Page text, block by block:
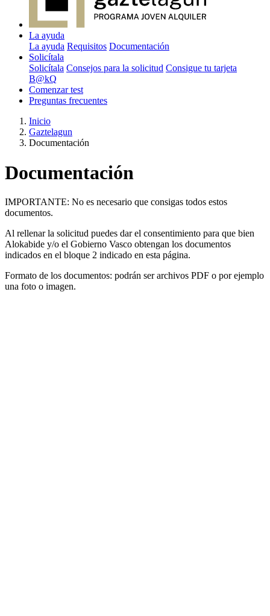
La ayuda
La ayuda Requisitos Documentación
Solicítala
Solicítala Consejos para la solicitud Consigue tu tarjeta
B@kQ
Comenzar test
Preguntas frecuentes
Inicio
Gaztelagun
Documentación
Documentación
IMPORTANTE: No es necesario que consigas todos estos
documentos.
Al rellenar la solicitud puedes dar el consentimiento para que bien
Alokabide y/o el Gobierno Vasco obtengan los documentos
indicados en el bloque 2 indicado en esta página.
Formato de los documentos: podrán ser archivos PDF o por ejemplo
una foto o imagen.